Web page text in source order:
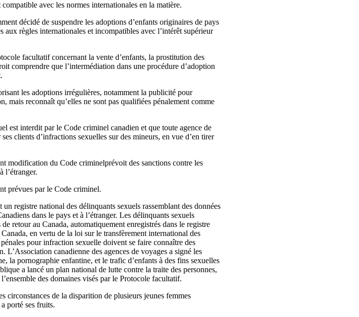
avec les normes internationales en la matière.
décidé de suspendre les adoptions d’enfants originaires de pays
règles internationales et incompatibles avec l’intérêt supérieur
facultatif concernant la vente d’enfants, la prostitution des
comprendre que l’intermédiation dans une procédure d’adoption
les adoptions irrégulières, notamment la publicité pour
mais reconnaît qu’elles ne sont pas qualifiées pénalement comme
est interdit par le Code criminel canadien et que toute agence de
clients d’infractions sexuelles sur des mineurs, en vue d’en tirer
modification du Code criminelprévoit des sanctions contre les
l’étranger.
prévues par le Code criminel.
registre national des délinquants sexuels rassemblant des données
dans le pays et à l’étranger. Les délinquants sexuels
retour au Canada, automatiquement enregistrés dans le registre
en vertu de la loi sur le transfèrement international des
pour infraction sexuelle doivent se faire connaître des
L’Association canadienne des agences de voyages a signé les
la pornographie enfantine, et le trafic d’enfants à des fins sexuelles
a lancé un plan national de lutte contre la traite des personnes,
des domaines visés par le Protocole facultatif.
circonstances de la disparition de plusieurs jeunes femmes
porté ses fruits.